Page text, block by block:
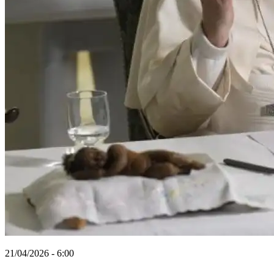
21/04/2026 - 6:00